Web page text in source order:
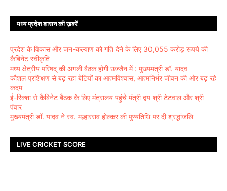
मध्य प्रदेश शासन की ख़बरें
प्रदेश के विकास और जन-कल्याण को गति देने के लिए 30,055 करोड़ रूपये की
कैबिनेट स्वीकृति
मध्य क्षेत्रीय परिषद् की अगली बैठक होगी उज्जैन में : मुख्यमंत्री डॉ. यादव
कौशल प्रशिक्षण से बढ़ रहा बेटियों का आत्मविश्वास, आत्मनिर्भर जीवन की ओर बढ़ रहे
कदम
ई-रिक्शा से कैबिनेट बैठक के लिए मंत्रालय पहुंचे मंत्री द्वय श्री टेटवाल और श्री
पंवार
मुख्यमंत्री डॉ. यादव ने स्व. मल्हारराव होल्कर की पुण्यतिथि पर दी श्रद्धांजलि
LIVE CRICKET SCORE